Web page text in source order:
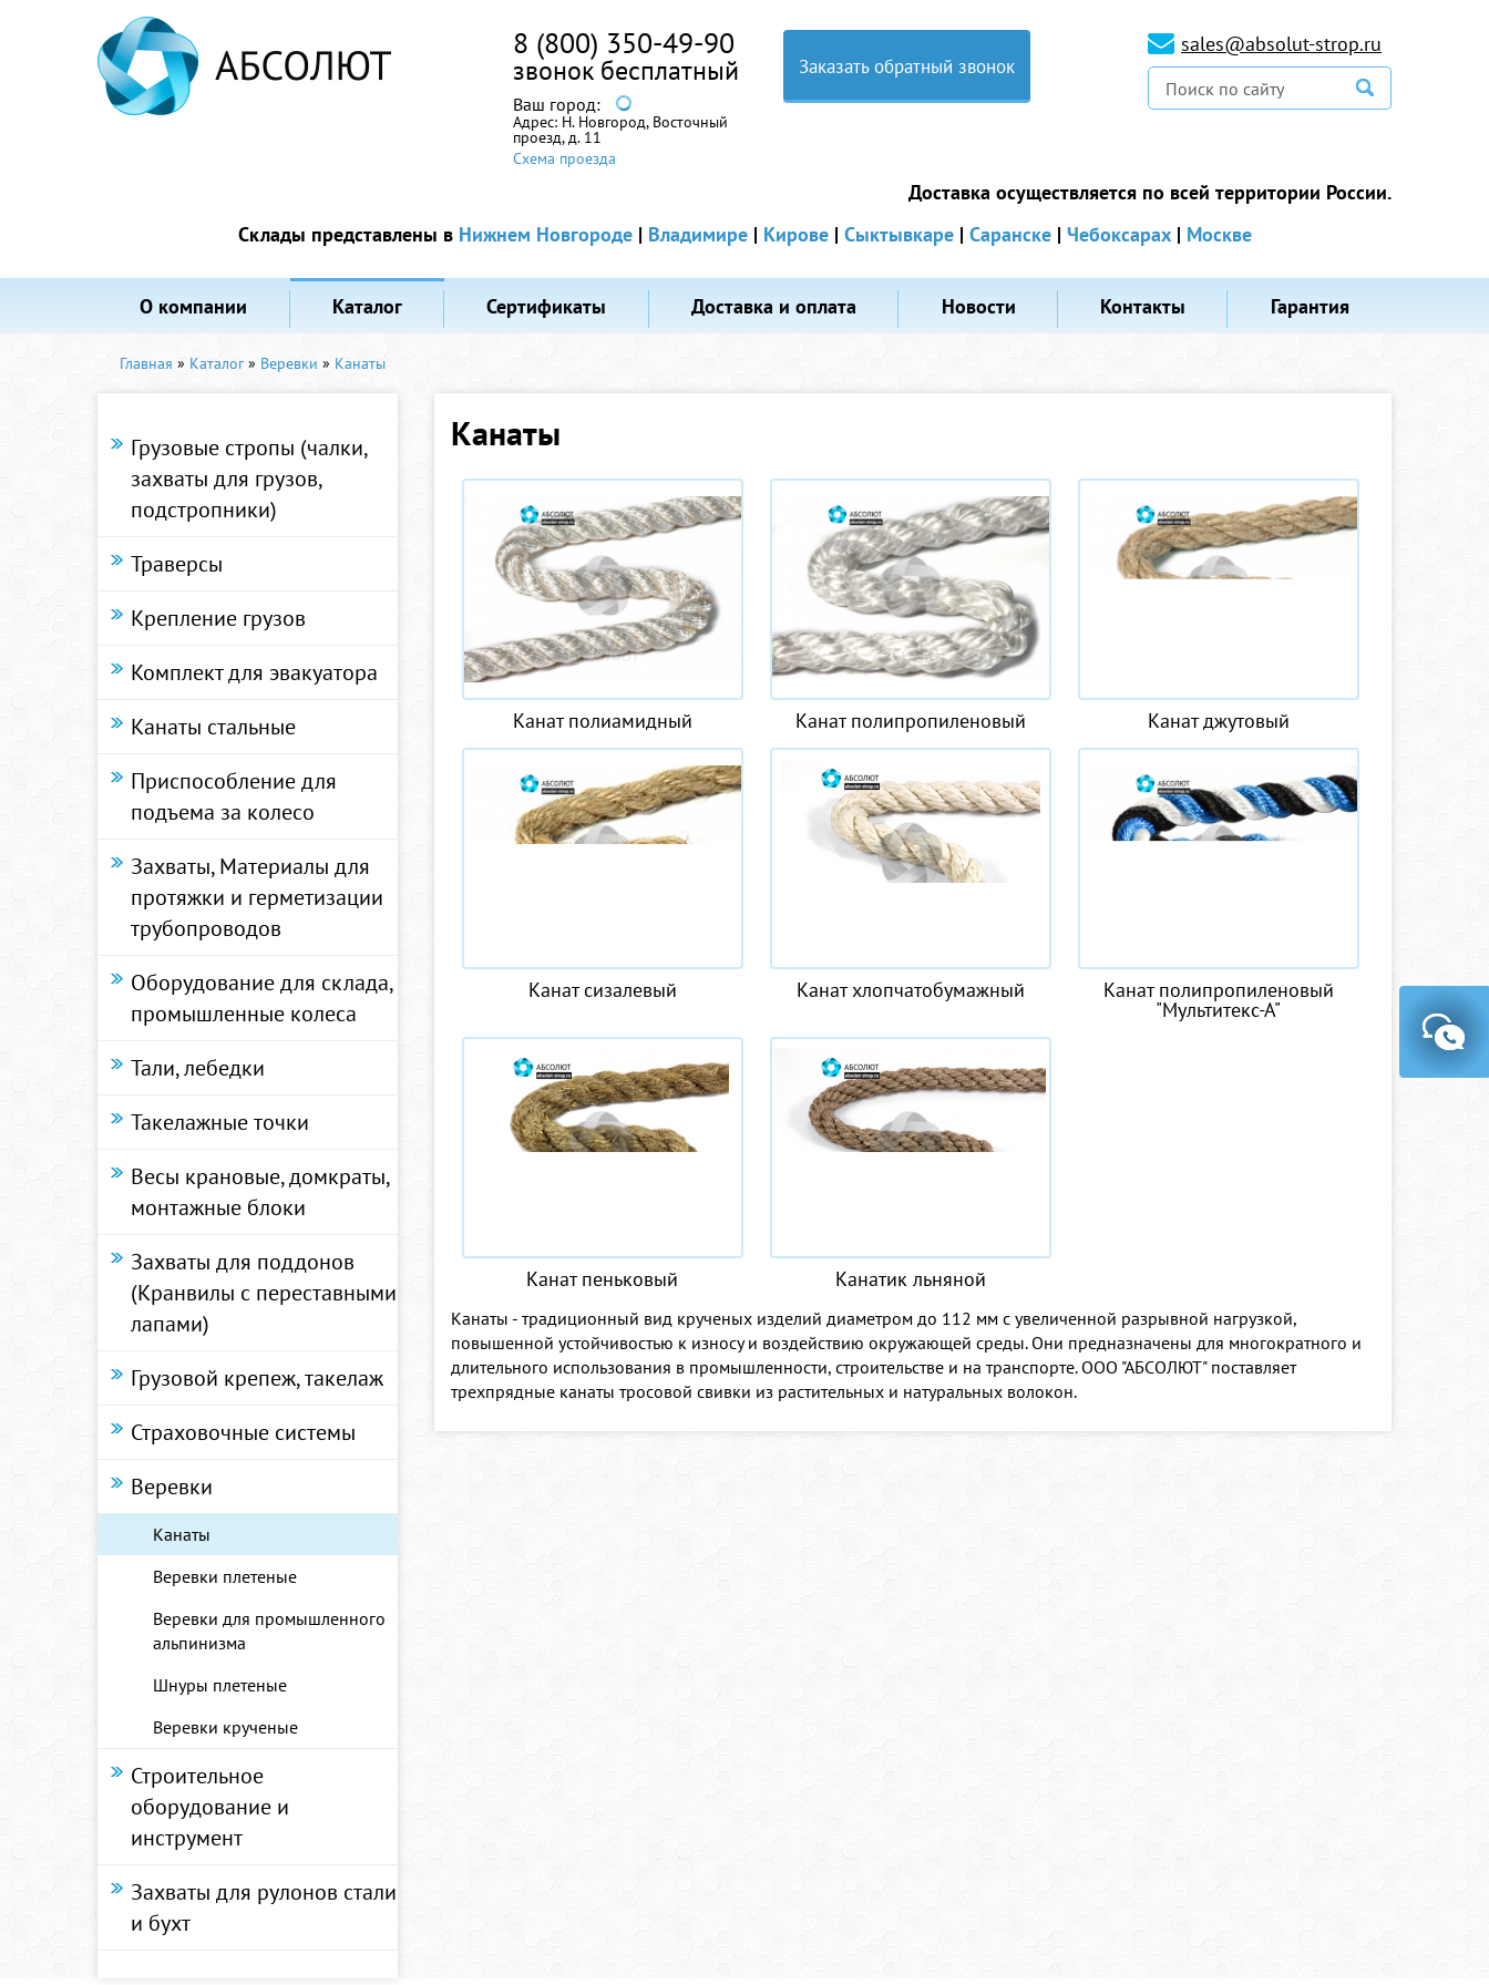
8 (800) 350-49-90
звонок бесплатный
Ваш город:
Адрес: Н. Новгород, Восточный
проезд, д. 11
Схема проезда
Заказать обратный звонок
sales@absolut-strop.ru
Доставка осуществляется по всей территории России.
Склады представлены в Нижнем Новгороде| Владимире| Кирове| Сыктывкаре| Саранске| Чебоксарах| Москве
О компании Каталог Сертификаты Доставка и оплата Новости Контакты Гарантия
Главная » Каталог» Веревки » Канаты
Грузовые стропы (чалки,
захваты для грузов,
подстропники)
Траверсы
Крепление грузов
Комплект для эвакуатора
Канаты стальные
Приспособление для
подъема за колесо
Захваты, Материалы для
протяжки и герметизации
трубопроводов
Оборудование для склада,
промышленные колеса
Тали, лебедки
Такелажные точки
Весы крановые, домкраты,
монтажные блоки
Захваты для поддонов
(Кранвилы с переставными
лапами)
Грузовой крепеж, такелаж
Страховочные системы
Веревки
Канаты
Веревки плетеные
Веревки для промышленного
альпинизма
Шнуры плетеные
Веревки крученые
Строительное
оборудование и
инструмент
Захваты для рулонов стали
и бухт
Канаты
Канат полиамидный Канат полипропиленовый Канат джутовый
Канат сизалевый Канат хлопчатобумажный Канат полипропиленовый
"Мультитекс-А"
Канат пеньковый Канатик льняной
Канаты - традиционный вид крученых изделий диаметром до 112 мм с увеличенной разрывной нагрузкой,
повышенной устойчивостью к износу и воздействию окружающей среды. Они предназначены для многократного и
длительного использования в промышленности, строительстве и на транспорте. ООО "АБСОЛЮТ" поставляет
трехпрядные канаты тросовой свивки из растительных и натуральных волокон.